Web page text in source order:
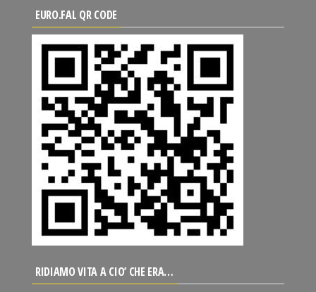
EURO.FAL QR CODE
RIDIAMO VITA A CIO’ CHE ERA…